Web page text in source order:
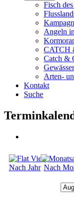
Fisch
Angeln
CATCH
Catch &
Arten-
Kontakt
Suche
Nach Jahr Nach